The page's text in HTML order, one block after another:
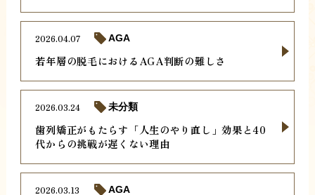
若年層の脱毛におけるAGA判断の難しさ
2026.04.07 AGA
歯列矯正がもたらす「人生のやり直し」効果と40
代からの挑戦が遅くない理由
2026.03.24 未分類
2026.03.13 AGA